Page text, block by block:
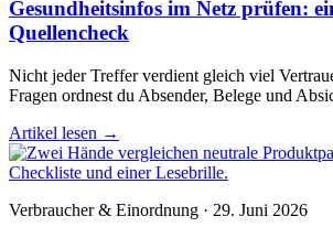
Gesundheitsinfos im Netz prüfen:
Quellencheck
Nicht jeder Treffer verdient gleich viel
Fragen ordnest du Absender, Belege und
Artikel lesen →
Verbraucher & Einordnung · 29. Juni 2026